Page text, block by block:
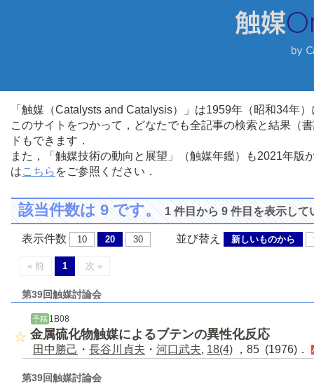
「触媒（Catalysts and Catalysis）」は1959年（昭和34年
このサイトをつかって，どなたでも全記事の検索と結果（
ドもできます．
また，「触媒技術の動向と展望」（触媒年鑑）も2021年
はこちら をご参照ください．
該当件数は 9 です。1 件目から 9 件目を表示して
表示件数 10 20 30 並び替え 新しいものから
« 前 1 次 »
第39回触媒討論会
予稿 1B08
金属硫化物触媒によるブテンの異性化反応
田中勝己 ・ 長谷川貞夫 ・ 河口武夫, 18(4) ，85 (1976)．
第39回触媒討論会